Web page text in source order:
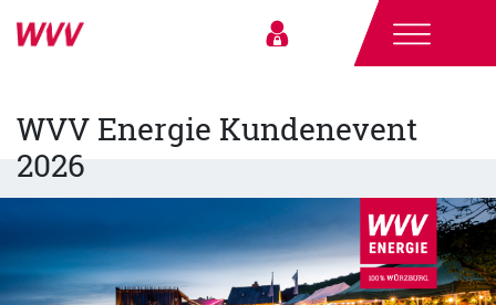
WVV Energie Kundenevent
2026